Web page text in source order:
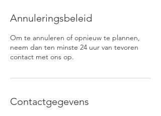
Annuleringsbeleid
Om te annuleren of opnieuw te plannen,
neem dan ten minste 24 uur van tevoren
contact met ons op.
Contactgegevens